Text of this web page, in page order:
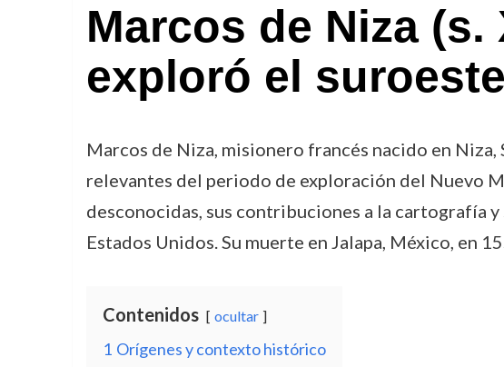
Marcos de Niza
exploró el
Marcos de Niza, misionero francés nacido en Niza,
relevantes del periodo de exploración del Nuevo
desconocidas, sus contribuciones a la cartografía
Estados Unidos. Su muerte en Jalapa, México, en
Contenidos ocultar
1 Orígenes y contexto histórico